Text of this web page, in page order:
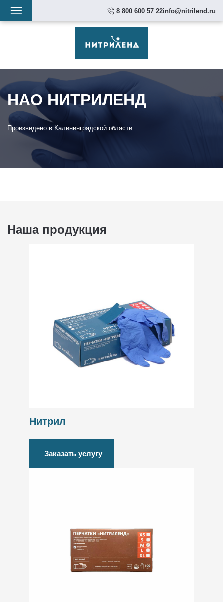
Навигация
Основная
Перейти
8 800 600 57 22info@nitrilend.ru
НАО НИТРИЛЕНД
Произведено в Калининградской области
Наша продукция
Нитрил
Заказать услугу